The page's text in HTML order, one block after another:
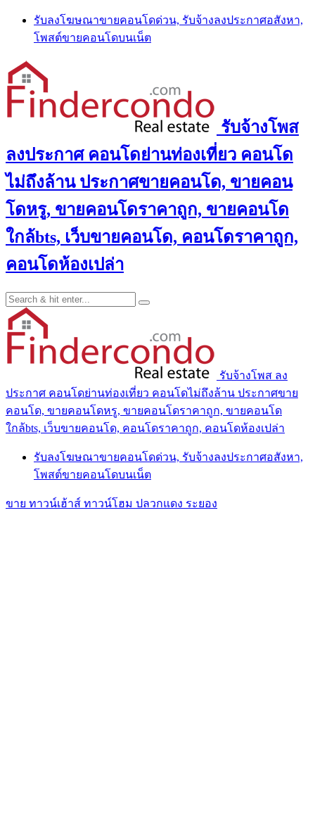
Skip
content
รับลงโฆษณาขายคอนโดด่วน, รับจ้างลงประกาศอสังหา,
โพสต์ขายคอนโดบนเน็ต
รับจ้างโพส
ลงประกาศ คอนโดย่านท่องเที่ยว คอนโด
ไม่ถึงล้าน ประกาศขายคอนโด, ขายคอน
โดหรู, ขายคอนโดราคาถูก, ขายคอนโด
ใกล้bts, เว็บขายคอนโด, คอนโดราคาถูก,
คอนโดห้องเปล่า
รับจ้างโพส ลง
ประกาศ คอนโดย่านท่องเที่ยว คอนโดไม่ถึงล้าน ประกาศขาย
คอนโด, ขายคอนโดหรู, ขายคอนโดราคาถูก, ขายคอนโด
ใกล้bts, เว็บขายคอนโด, คอนโดราคาถูก, คอนโดห้องเปล่า
รับลงโฆษณาขายคอนโดด่วน, รับจ้างลงประกาศอสังหา,
โพสต์ขายคอนโดบนเน็ต
ขาย ทาวน์เฮ้าส์ ทาวน์โฮม ปลวกแดง ระยอง